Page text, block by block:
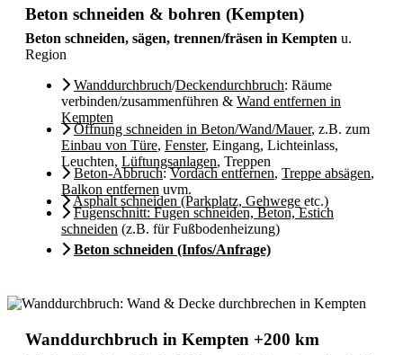
Beton schneiden & bohren (Kempten)
Beton schneiden, sägen, trennen/fräsen in Kempten u.
Region
Wanddurchbruch/Deckendurchbruch: Räume
verbinden/zusammenführen & Wand entfernen in
Kempten
Öffnung schneiden in Beton/Wand/Mauer, z.B. zum
Einbau von Türe, Fenster, Eingang, Lichteinlass,
Leuchten, Lüftungsanlagen, Treppen
Beton-Abbruch:Vordach entfernen, Treppe absägen,
Balkon entfernen uvm.
Asphalt schneiden (Parkplatz, Gehwege etc.)
Fugenschnitt: Fugen schneiden, Beton, Estich
schneiden (z.B. für Fußbodenheizung)
Beton schneiden (Infos/Anfrage)
Wanddurchbruch in Kempten +200 km